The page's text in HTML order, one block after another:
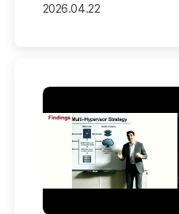
2026.04.22